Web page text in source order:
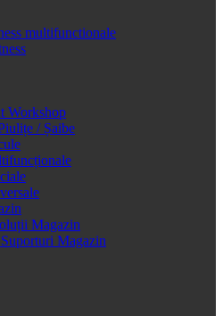
multifunctionale
Workshop
/ Șaibe
Magazin
Magazin